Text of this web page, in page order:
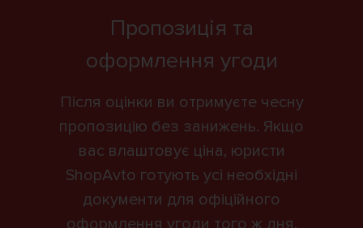
Пропозиція та
оформлення угоди
Після оцінки ви отримуєте чесну
пропозицію без занижень. Якщо
вас влаштовує ціна, юристи
ShopAvto готують усі необхідні
документи для офіційного
оформлення угоди того ж дня.